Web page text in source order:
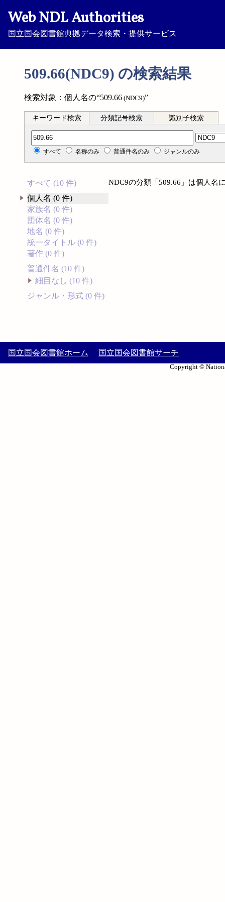
Web NDL Authorities
国立国会図書館典拠データ検索・提供サービス
509.66(NDC9) の検索結果
検索対象：個人名の“509.66 (NDC9)”
キーワード検索 分類記号検索 識別子検索
分類記号検索
すべて 名称のみ 普通件名のみ ジャンルのみ
すべて (10 件)
個人名 (0 件)
家族名 (0 件)
団体名 (0 件)
地名 (0 件)
統一タイトル (0 件)
著作 (0 件)
普通件名 (10 件)
細目なし (10 件)
ジャンル・形式 (0 件)
NDC9の分類「509.66」は個人名
国立国会図書館ホーム 国立国会図書館サーチ
Copyright ©